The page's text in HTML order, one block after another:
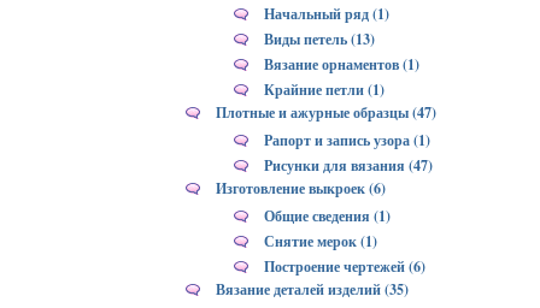
Начальный ряд (1)
Виды петель (13)
Вязание орнаментов (1)
Крайние петли (1)
Плотные и ажурные образцы (47)
Рапорт и запись узора (1)
Рисунки для вязания (47)
Изготовление выкроек (6)
Общие сведения (1)
Снятие мерок (1)
Построение чертежей (6)
Вязание деталей изделий (35)